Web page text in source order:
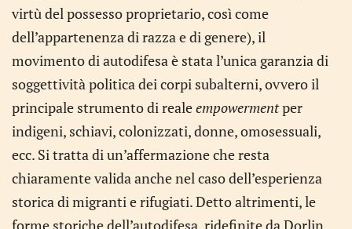
virtù del possesso proprietario, così come
dell’appartenenza di razza e di genere), il
movimento di autodifesa è stata l’unica garanzia di
soggettività politica dei corpi subalterni, ovvero il
principale strumento di realeempowermentper
indigeni, schiavi, colonizzati, donne, omosessuali,
ecc. Si tratta di un’affermazione che resta
chiaramente valida anche nel caso dell’esperienza
storica di migranti e rifugiati. Detto altrimenti, le
forme storiche dell’autodifesa, ridefinite da Dorlin